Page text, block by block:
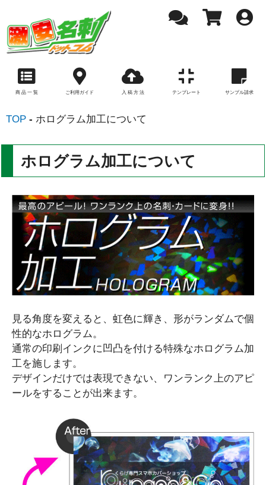
商 品 一 覧 ご利用ガイド 入 稿 方 法 テンプレート サンプル請求
TOP ホログラム加工について
ホログラム加工について
見る角度を変えると、虹色に輝き、形がランダムで個
性的なホログラム。
通常の印刷インクに凹凸を付ける特殊なホログラム加
工を施します。
デザインだけでは表現できない、ワンランク上のアピ
ールをすることが出来ます。